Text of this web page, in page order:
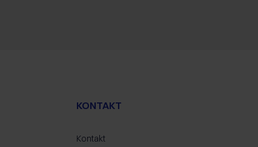
KONTAKT
Kontakt